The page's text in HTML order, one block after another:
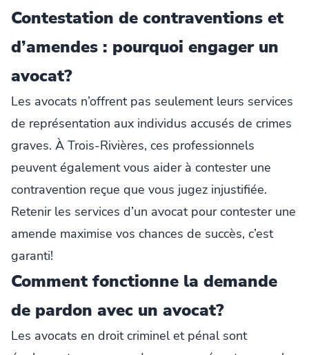
Contestation de contraventions et
d’amendes : pourquoi engager un
avocat?
Les avocats n’offrent pas seulement leurs services
de représentation aux individus accusés de crimes
graves. À Trois-Rivières, ces professionnels
peuvent également vous aider à contester une
contravention reçue que vous jugez injustifiée.
Retenir les services d’un avocat pour contester une
amende maximise vos chances de succès, c’est
garanti!
Comment fonctionne la demande
de pardon avec un avocat?
Les avocats en droit criminel et pénal sont